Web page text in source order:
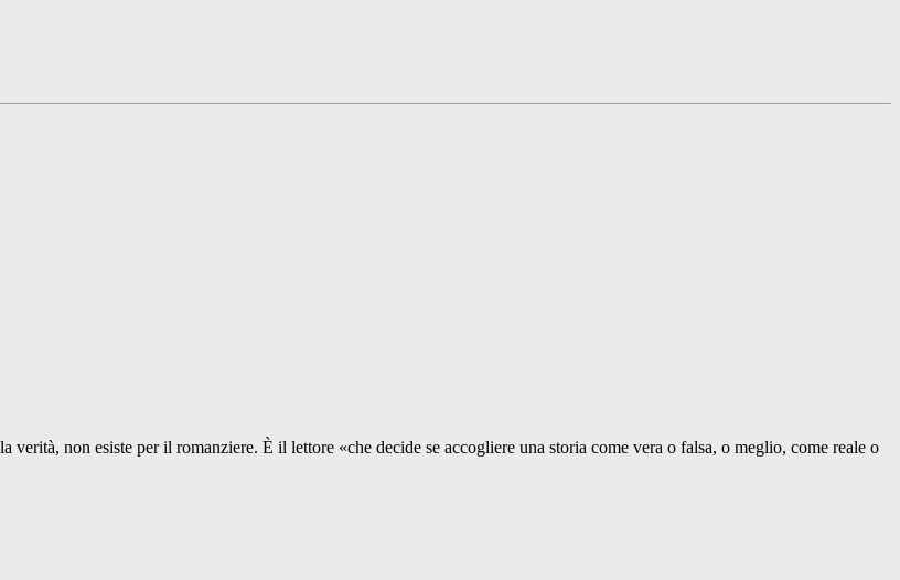
non esiste per il romanziere. È il lettore «che decide se accogliere una storia come vera o falsa, o meglio, come reale o